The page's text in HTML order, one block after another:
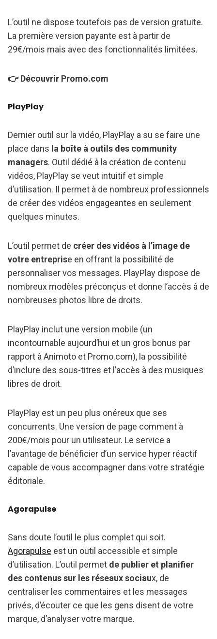
L’outil ne dispose toutefois pas de version gratuite.
La première version payante est à partir de
29€/mois mais avec des fonctionnalités limitées.
👉 Découvrir Promo.com
PlayPlay
Dernier outil sur la vidéo, PlayPlay a su se faire une
place dans la boîte à outils des community
managers. Outil dédié à la création de contenu
vidéos, PlayPlay se veut intuitif et simple
d’utilisation. Il permet à de nombreux professionnels
de créer des vidéos engageantes en seulement
quelques minutes.
L’outil permet de créer des vidéos à l’image de
votre entreprise en offrant la possibilité de
personnaliser vos messages. PlayPlay dispose de
nombreux modèles préconçus et donne l’accès à de
nombreuses photos libre de droits.
PlayPlay inclut une version mobile (un
incontournable aujourd’hui et un gros bonus par
rapport à Animoto et Promo.com), la possibilité
d’inclure des sous-titres et l’accès à des musiques
libres de droit.
PlayPlay est un peu plus onéreux que ses
concurrents. Une version de page comment à
200€/mois pour un utilisateur. Le service a
l’avantage de bénéficier d’un service hyper réactif
capable de vous accompagner dans votre stratégie
éditoriale.
Agorapulse
Sans doute l’outil le plus complet qui soit.
Agorapulse est un outil accessible et simple
d’utilisation. L’outil permet de publier et planifier
des contenus sur les réseaux sociaux, de
centraliser les commentaires et les messages
privés, d’écouter ce que les gens disent de votre
marque, d’analyser votre marque.